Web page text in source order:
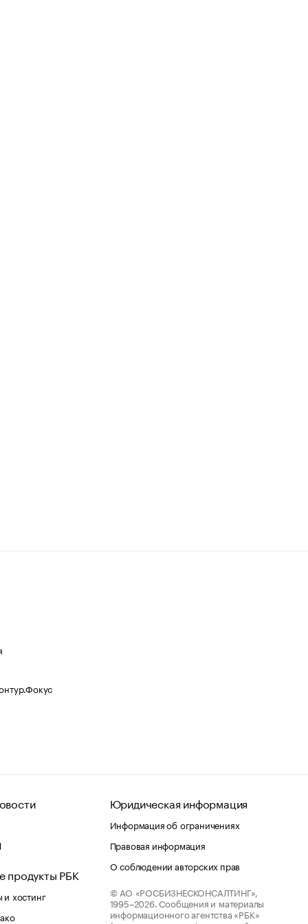
продукты РБК
хостинг
Юридическая информация
Информация об ограничениях
Правовая информация
О соблюдении авторских прав
© АО «РОСБИЗНЕСКОНСАЛТИНГ»,
1995–2026. Сообщения и материалы
информационного агентства «РБК»